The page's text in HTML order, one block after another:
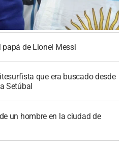
papá de Lionel Messi
que era buscado desde
Setúbal
un hombre en la ciudad de